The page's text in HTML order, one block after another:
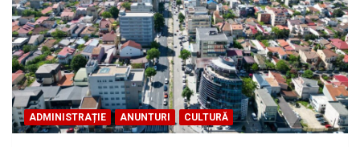
ADMINISTRAȚIE ANUNTURI CULTURĂ